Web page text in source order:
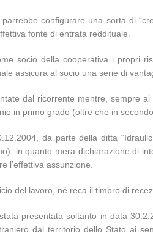
configurare una sorta di
fonte di entrata reddituale.
socio della cooperativa i propri
assicura al socio una serie di
dal ricorrente mentre, sempre
in primo grado (oltre che in
da parte della ditta
in quanto mera dichiarazione di
l’effettiva assunzione.
del lavoro, né reca il timbro di
presentata soltanto in data
dal territorio dello Stato ai